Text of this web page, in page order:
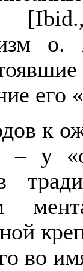
[Ibid
его
к
– у
во